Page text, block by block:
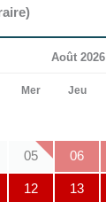
Août 2026
Mer Jeu
05 06
12 13